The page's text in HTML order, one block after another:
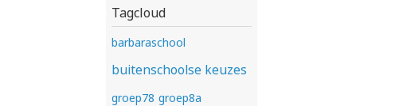
Tagcloud
barbaraschool
buitenschoolse keuzes
groep78 groep8a